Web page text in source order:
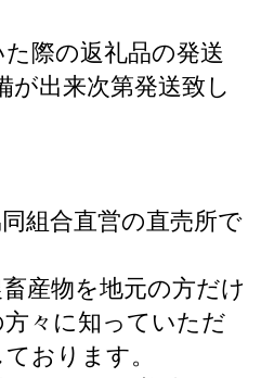
際の返礼品の発送
が出来次第発送致し
組合直営の直売所で
産物を地元の方だけ
々に知っていただ
おります。